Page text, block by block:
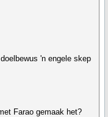
'n engele skep
Farao gemaak het?